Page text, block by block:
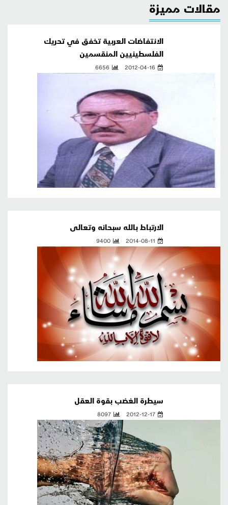
مقالات مميزة
الانتفاضات العربية تخفق في تحريك
الفلسطينيين المنقسمين
2012-04-16
6656
الارتباط بالله سبحانه وتعالى
2014-08-11
9400
سيطرة الغضب بقوة العقل
2012-12-17
8097